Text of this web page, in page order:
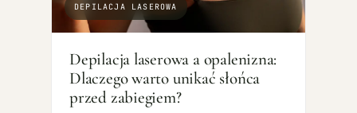
DEPILACJA LASEROWA
Depilacja laserowa a opalenizna:
Dlaczego warto unikać słońca
przed zabiegiem?